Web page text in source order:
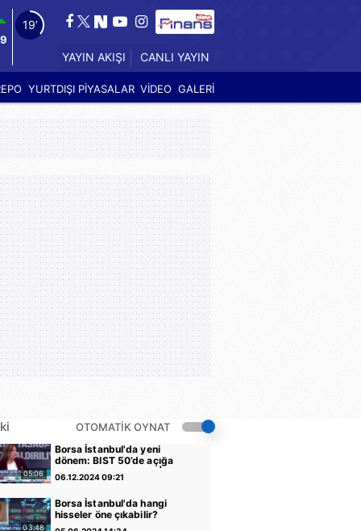
18’
YAYIN AKIŞI CANLI YAYIN
YURTDIŞI PİYASALAR VİDEO GALERİ
OTOMATİK OYNAT
05:06
Borsa İstanbul'da yeni
dönem: BIST 50’de açığa
satış yasağı kaldırıldı |
Video
06.12.2024 09:21
03:48
Borsa İstanbul'da hangi
hisseler öne çıkabilir?